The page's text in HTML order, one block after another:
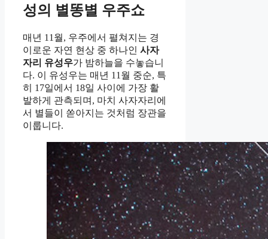
성의 별똥별 우주쇼
매년 11월, 우주에서 펼쳐지는 경
이로운 자연 현상 중 하나인 사자
자리 유성우가 밤하늘을 수놓습니
다. 이 유성우는 매년 11월 중순, 특
히 17일에서 18일 사이에 가장 활
발하게 관측되며, 마치 사자자리에
서 별들이 쏟아지는 것처럼 장관을
이룹니다.